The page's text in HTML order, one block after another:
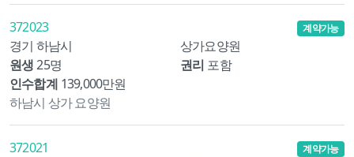
372023
경기 하남시
상가요양원
원생 25명 권리 포함
인수합계 139,000만원
계약가능
하남시 상가 요양원
372021
계약가능